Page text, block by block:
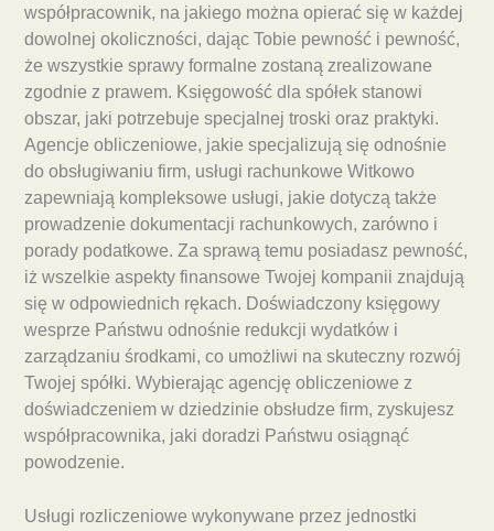
współpracownik, na jakiego można opierać się w każdej
dowolnej okoliczności, dając Tobie pewność i pewność,
że wszystkie sprawy formalne zostaną zrealizowane
zgodnie z prawem. Księgowość dla spółek stanowi
obszar, jaki potrzebuje specjalnej troski oraz praktyki.
Agencje obliczeniowe, jakie specjalizują się odnośnie
do obsługiwaniu firm, usługi rachunkowe Witkowo
zapewniają kompleksowe usługi, jakie dotyczą także
prowadzenie dokumentacji rachunkowych, zarówno i
porady podatkowe. Za sprawą temu posiadasz pewność,
iż wszelkie aspekty finansowe Twojej kompanii znajdują
się w odpowiednich rękach. Doświadczony księgowy
wesprze Państwu odnośnie redukcji wydatków i
zarządzaniu środkami, co umożliwi na skuteczny rozwój
Twojej spółki. Wybierając agencję obliczeniowe z
doświadczeniem w dziedzinie obsłudze firm, zyskujesz
współpracownika, jaki doradzi Państwu osiągnąć
powodzenie.
Usługi rozliczeniowe wykonywane przez jednostki